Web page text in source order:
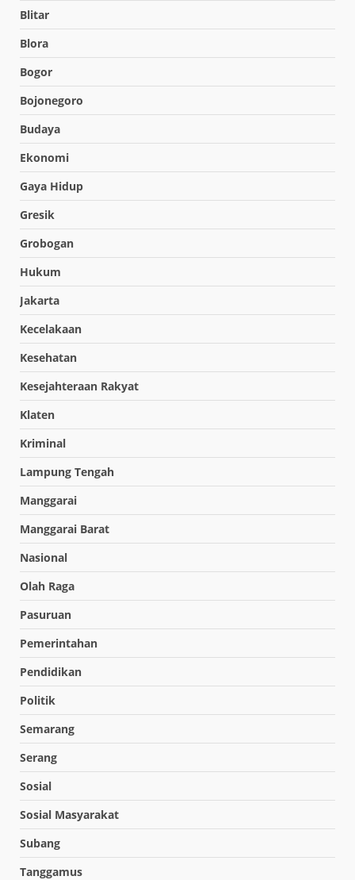
Blitar
Blora
Bogor
Bojonegoro
Budaya
Ekonomi
Gaya Hidup
Gresik
Grobogan
Hukum
Jakarta
Kecelakaan
Kesehatan
Kesejahteraan Rakyat
Klaten
Kriminal
Lampung Tengah
Manggarai
Manggarai Barat
Nasional
Olah Raga
Pasuruan
Pemerintahan
Pendidikan
Politik
Semarang
Serang
Sosial
Sosial Masyarakat
Subang
Tanggamus